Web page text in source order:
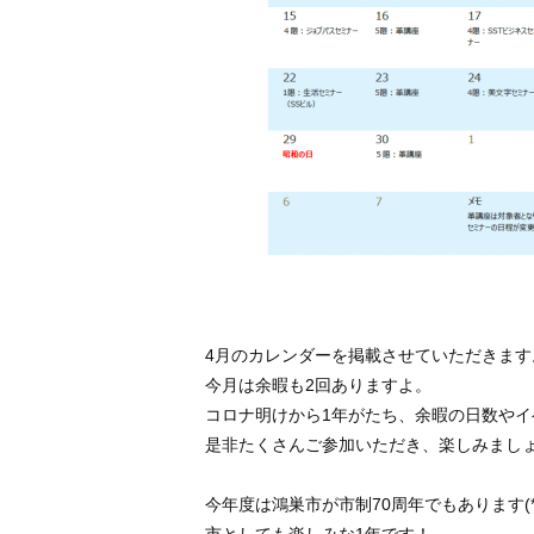
4月のカレンダーを掲載させていただきま
今月は余暇も2回ありますよ。
コロナ明けから1年がたち、余暇の日数や
是非たくさんご参加いただき、楽しみまし
今年度は鴻巣市が市制70周年でもあります